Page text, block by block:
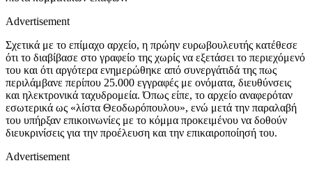
Advertisement
Σχετικά με το επίμαχο αρχείο, η πρώην ευρωβουλευτής κατέθεσε
ότι το διαβίβασε στο γραφείο της χωρίς να εξετάσει το περιεχόμενό
του και ότι αργότερα ενημερώθηκε από συνεργάτιδά της πως
περιλάμβανε περίπου 25.000 εγγραφές με ονόματα, διευθύνσεις
και ηλεκτρονικά ταχυδρομεία. Όπως είπε, το αρχείο αναφερόταν
εσωτερικά ως «λίστα Θεοδωρόπουλου», ενώ μετά την παραλαβή
του υπήρξαν επικοινωνίες με το κόμμα προκειμένου να δοθούν
διευκρινίσεις για την προέλευση και την επικαιροποίησή του.
Advertisement